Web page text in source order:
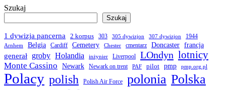
Szukaj
Szukaj
1 dywizja pancerna 2 korpus 303 305 dywizjon 307 dywizjon 1944
Arnhem Belgia Cardiff Cemetery Chester cmentarz Doncaster francja
generał
groby Holandia inżynier Liverpool LOndyn lotnicy
Monte Cassino Newark Newark on trent PAF pilot pmp pmp.org.pl
Polacy polish Polish Air Force polonia Polska